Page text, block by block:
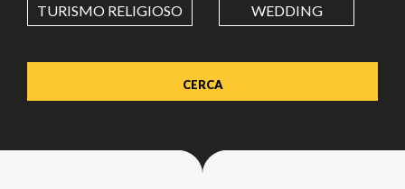
Value in decimal degrees. Use dot (.) as decimal separator.
TURISMO RELIGIOSO WEDDING